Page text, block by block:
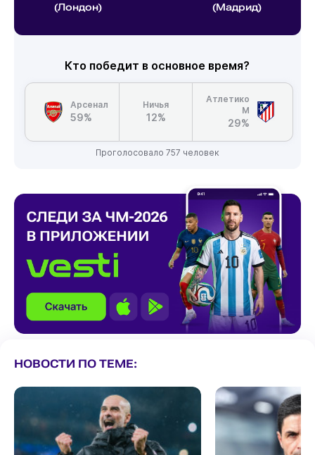
(Лондон)
(Мадрид)
Кто победит в основное время?
Арсенал
59%
Ничья
12%
Атлетико
М
29%
Проголосовало 757 человек
НОВОСТИ ПО ТЕМЕ: